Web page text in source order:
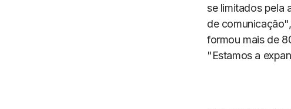
se limitados pela
de
formou mais de
"Estamos a